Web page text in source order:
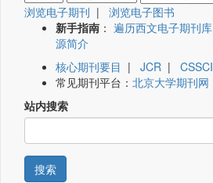
浏览电子期刊 | 浏览电子图书
新手指南 ： 遍历西文电子期刊库
源简介
核心期刊要目 | JCR | CSSCI
常见期刊平台： 北京大学期刊网
站内搜索
搜索